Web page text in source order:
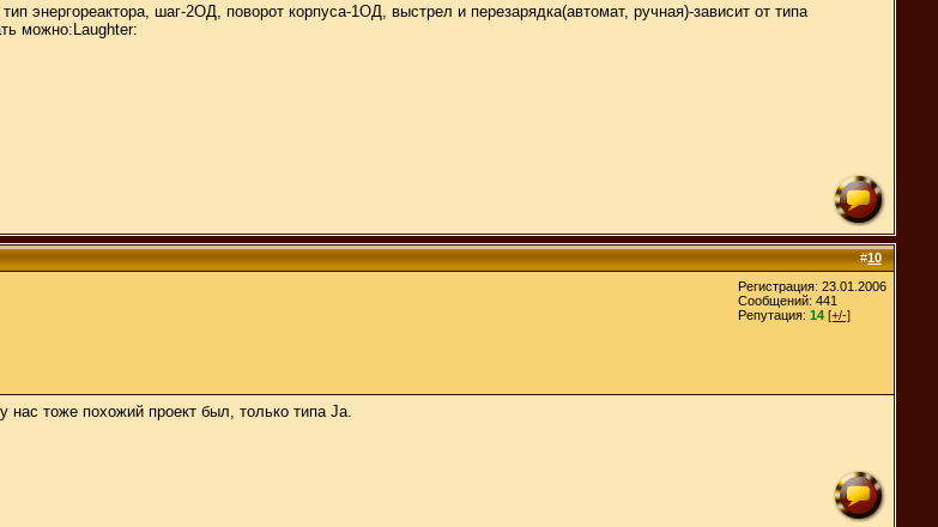
энергореактора, шаг-2ОД, поворот корпуса-1ОД, выстрел и перезарядка(автомат, ручная)-зависит от типа
можно:Laughter:
#10
Регистрация: 23.01.2006
Сообщений: 441
Репутация: 14 [+/-]
тоже похожий проект был, только типа Ja.